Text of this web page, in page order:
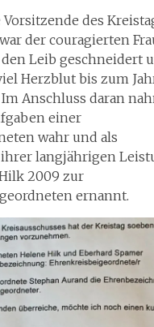
Vorsitzende des
der couragierten
Leib geschneidert
Herzblut bis zum
Anschluss daran
einer
wahr und als
langjährigen
2009 zur
ernannt.